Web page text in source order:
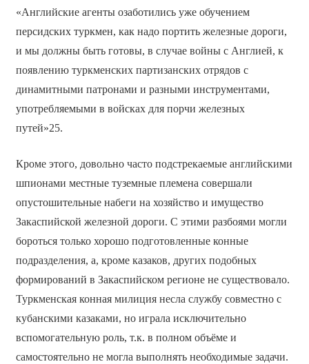
«Английские агенты озаботились уже обучением
персидских туркмен, как надо портить железные дороги,
и мы должны быть готовы, в случае войны с Англией, к
появлению туркменских партизанских отрядов с
динамитными патронами и разными инструментами,
употребляемыми в войсках для порчи железных
путей»25.
Кроме этого, довольно часто подстрекаемые английскими
шпионами местные туземные племена совершали
опустошительные набеги на хозяйство и имущество
Закаспийской железной дороги. С этими разбоями могли
бороться только хорошо подготовленные конные
подразделения, а, кроме казаков, других подобных
формирований в Закаспийском регионе не существовало.
Туркменская конная милиция несла службу совместно с
кубанскими казаками, но играла исключительно
вспомогательную роль, т.к. в полном объёме и
самостоятельно не могла выполнять необходимые задачи.